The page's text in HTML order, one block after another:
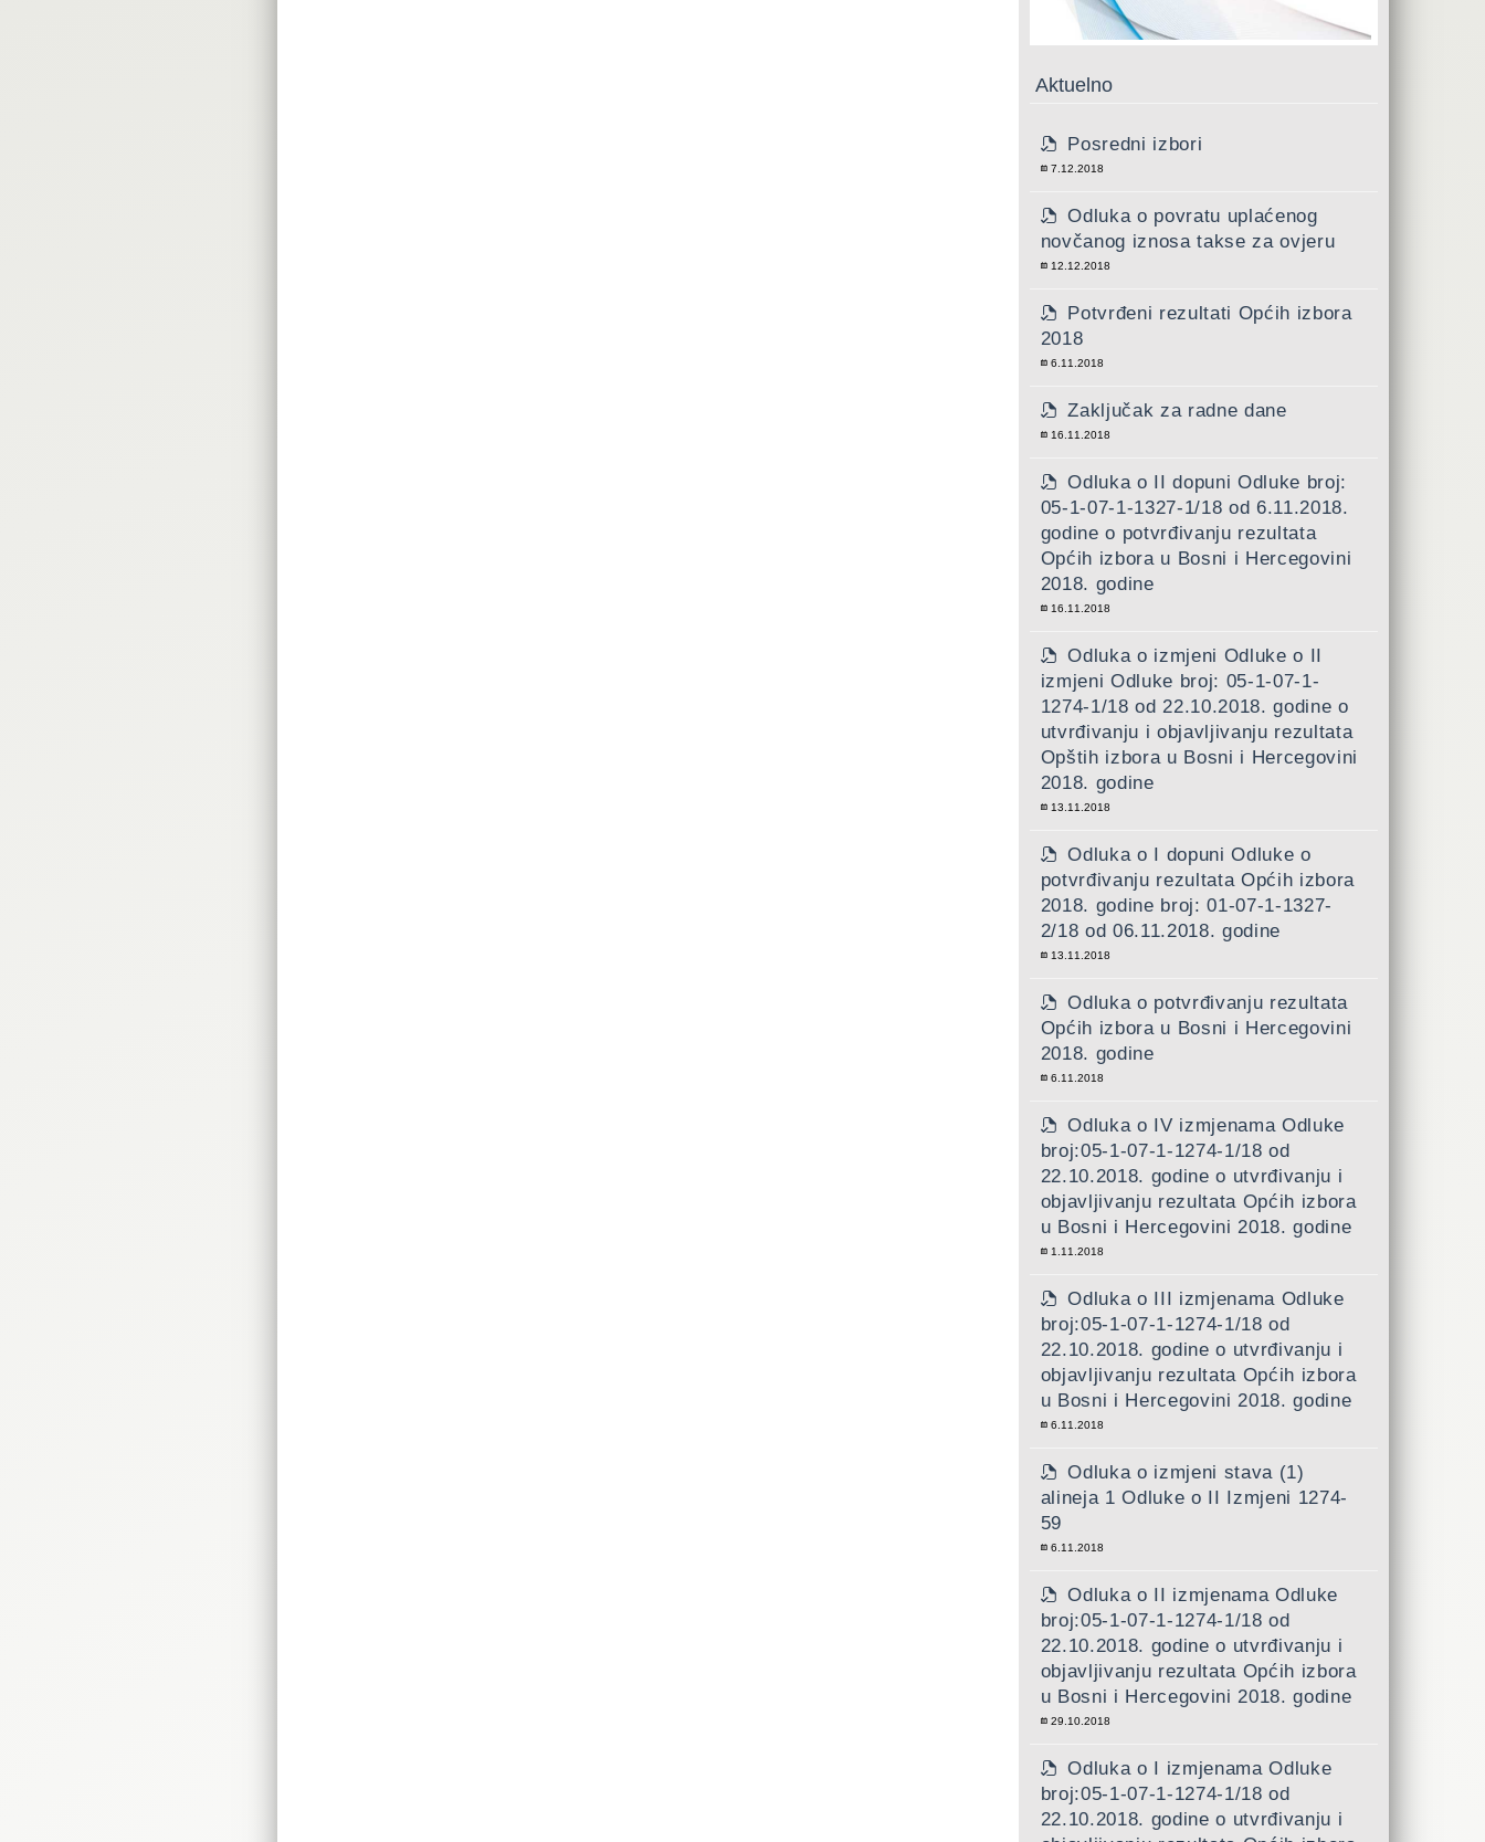
Aktuelno
Posredni izbori
7.12.2018
Odluka o povratu uplaćenog
novčanog iznosa takse za ovjeru
12.12.2018
Potvrđeni rezultati Općih izbora
2018
6.11.2018
Zaključak za radne dane
16.11.2018
Odluka o II dopuni Odluke broj:
05-1-07-1-1327-1/18 od 6.11.2018.
godine o potvrđivanju rezultata
Općih izbora u Bosni i Hercegovini
2018. godine
16.11.2018
Odluka o izmjeni Odluke o II
izmjeni Odluke broj: 05-1-07-1-
1274-1/18 od 22.10.2018. godine o
utvrđivanju i objavljivanju rezultata
Opštih izbora u Bosni i Hercegovini
2018. godine
13.11.2018
Odluka o I dopuni Odluke o
potvrđivanju rezultata Općih izbora
2018. godine broj: 01-07-1-1327-
2/18 od 06.11.2018. godine
13.11.2018
Odluka o potvrđivanju rezultata
Općih izbora u Bosni i Hercegovini
2018. godine
6.11.2018
Odluka o IV izmjenama Odluke
broj:05-1-07-1-1274-1/18 od
22.10.2018. godine o utvrđivanju i
objavljivanju rezultata Općih izbora
u Bosni i Hercegovini 2018. godine
1.11.2018
Odluka o III izmjenama Odluke
broj:05-1-07-1-1274-1/18 od
22.10.2018. godine o utvrđivanju i
objavljivanju rezultata Općih izbora
u Bosni i Hercegovini 2018. godine
6.11.2018
Odluka o izmjeni stava (1)
alineja 1 Odluke o II Izmjeni 1274-
59
6.11.2018
Odluka o II izmjenama Odluke
broj:05-1-07-1-1274-1/18 od
22.10.2018. godine o utvrđivanju i
objavljivanju rezultata Općih izbora
u Bosni i Hercegovini 2018. godine
29.10.2018
Odluka o I izmjenama Odluke
broj:05-1-07-1-1274-1/18 od
22.10.2018. godine o utvrđivanju i